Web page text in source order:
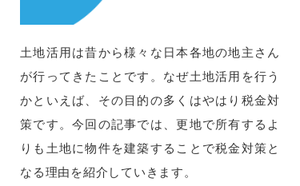
土地活用は昔から様々な日本各地の地主さん
が行ってきたことです。なぜ土地活用を行う
かといえば、その目的の多くはやはり税金対
策です。今回の記事では、更地で所有するよ
りも土地に物件を建築することで税金対策と
なる理由を紹介していきます。